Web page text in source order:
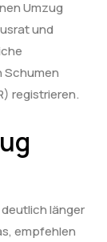
Umzug
und
Schumen
registrieren.
länger
empfehlen